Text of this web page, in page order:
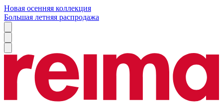
Новая осенняя коллекция
Большая летняя распродажа